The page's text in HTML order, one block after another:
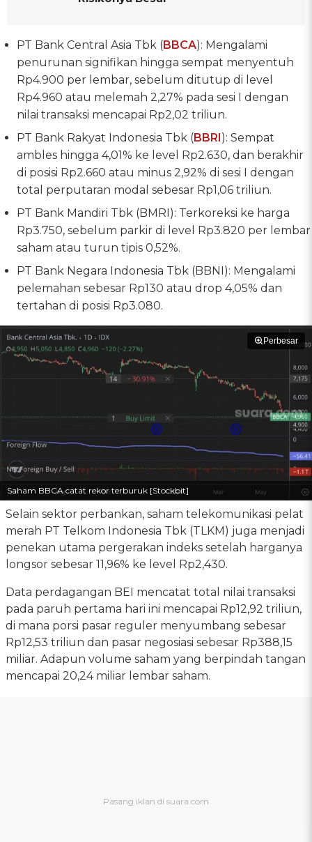
PT Bank Central Asia Tbk (BBCA): Mengalami
penurunan signifikan hingga sempat menyentuh
Rp4.900 per lembar, sebelum ditutup di level
Rp4.960 atau melemah 2,27% pada sesi I dengan
nilai transaksi mencapai Rp2,02 triliun.
PT Bank Rakyat Indonesia Tbk (BBRI): Sempat
ambles hingga 4,01% ke level Rp2.630, dan berakhir
di posisi Rp2.660 atau minus 2,92% di sesi I dengan
total perputaran modal sebesar Rp1,06 triliun.
PT Bank Mandiri Tbk (BMRI): Terkoreksi ke harga
Rp3.750, sebelum parkir di level Rp3.820 per lembar
saham atau turun tipis 0,52%.
PT Bank Negara Indonesia Tbk (BBNI): Mengalami
pelemahan sebesar Rp130 atau drop 4,05% dan
tertahan di posisi Rp3.080.
Perbesar
Saham BBCA catat rekor terburuk [Stockbit]
Selain sektor perbankan, saham telekomunikasi pelat
merah PT Telkom Indonesia Tbk (TLKM) juga menjadi
penekan utama pergerakan indeks setelah harganya
longsor sebesar 11,96% ke level Rp2,430.
Data perdagangan BEI mencatat total nilai transaksi
pada paruh pertama hari ini mencapai Rp12,92 triliun,
di mana porsi pasar reguler menyumbang sebesar
Rp12,53 triliun dan pasar negosiasi sebesar Rp388,15
miliar. Adapun volume saham yang berpindah tangan
mencapai 20,24 miliar lembar saham.